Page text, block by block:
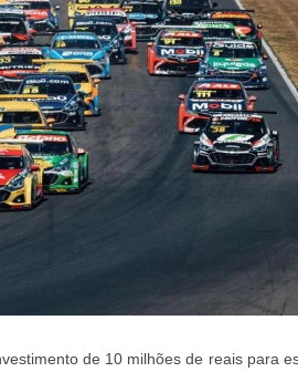
de 10 milhões de reais para